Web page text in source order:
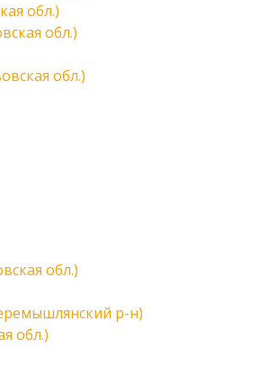
обл.)
обл.)
обл.)
обл.)
р-н)
обл.)